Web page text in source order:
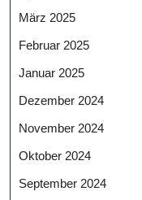
März 2025
Februar 2025
Januar 2025
Dezember 2024
November 2024
Oktober 2024
September 2024